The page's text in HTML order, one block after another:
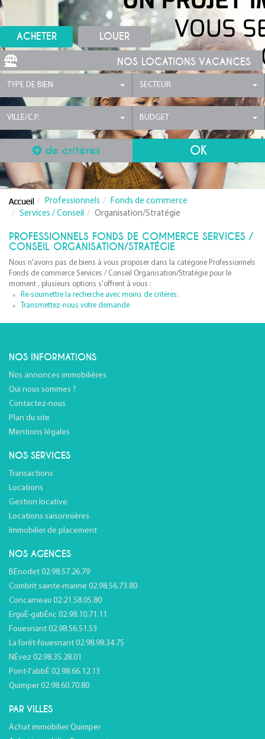
ACHETER LOUER
NOS LOCATIONS VACANCES
TYPE DE BIEN SECTEUR
VILLE/C.P. BUDGET
de critères
Professionnels
Fonds de commerce
Services / Conseil
Organisation/Stratégie
PROFESSIONNELS FONDS DE COMMERCE SERVICES /
CONSEIL ORGANISATION/STRATÉGIE
Nous n'avons pas de biens à vous proposer dans la catégorie Professionnels
Fonds de commerce Services / Conseil Organisation/Stratégie pour le
moment , plusieurs options s'offrent à vous :
Re-soumettre la recherche avec moins de critères.
Transmettez-nous votre demande
NOS INFORMATIONS
Nos annonces immobilières
Qui nous sommes ?
Contactez-nous
Plan du site
Mentions légales
NOS SERVICES
Transactions
Locations
Gestion locative
Locations saisonnières
Immobilier de placement
NOS AGENCES
BÉnodet 02.98.57.26.79
Combrit sainte-marine 02.98.56.73.80
Concarneau 02.21.58.05.80
ErguÉ-gabÉric 02.98.10.71.11
Fouesnant 02.98.56.51.53
La forêt-fouesnant 02.98.98.34.75
NÉvez 02.98.35.28.01
Pont-l'abbÉ 02.98.66.12.13
Quimper 02.98.60.70.80
PAR VILLES
Achat immobilier Quimper